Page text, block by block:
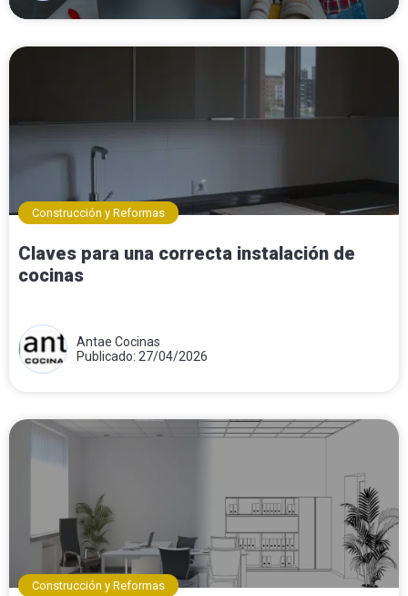
Construcción y Reformas
Claves para una correcta instalación de
cocinas
Antae Cocinas
Publicado: 27/04/2026
Construcción y Reformas